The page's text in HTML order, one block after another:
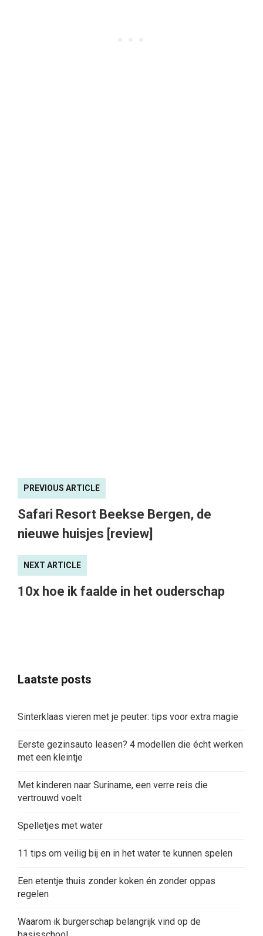
PREVIOUS ARTICLE
Safari Resort Beekse Bergen, de
nieuwe huisjes [review]
NEXT ARTICLE
10x hoe ik faalde in het ouderschap
Laatste posts
Sinterklaas vieren met je peuter: tips voor extra magie
Eerste gezinsauto leasen? 4 modellen die écht werken
met een kleintje
Met kinderen naar Suriname, een verre reis die
vertrouwd voelt
Spelletjes met water
11 tips om veilig bij en in het water te kunnen spelen
Een etentje thuis zonder koken én zonder oppas
regelen
Waarom ik burgerschap belangrijk vind op de